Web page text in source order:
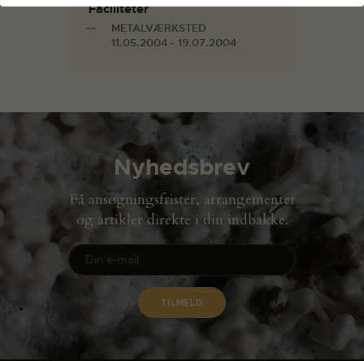
Faciliteter
METALVÆRKSTED
11.05.2004 - 19.07.2004
Nyhedsbrev
Få ansøgningsfrister, arrangementer
og artikler direkte i din indbakke.